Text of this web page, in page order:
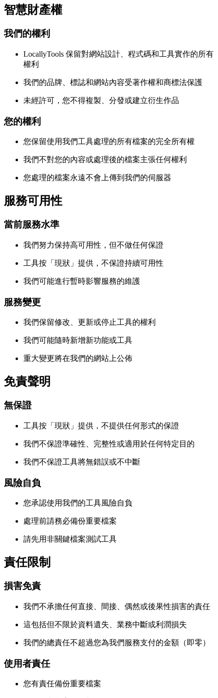
智慧財產權
我們的權利
LocallyTools 保留對網站設計、程式碼和工具實作的所有
權利
我們的品牌、標誌和網站內容受著作權和商標法保護
未經許可，您不得複製、分發或建立衍生作品
您的權利
您保留使用我們工具處理的所有檔案的完全所有權
我們不對您的內容或處理後的檔案主張任何權利
您處理的檔案永遠不會上傳到我們的伺服器
服務可用性
當前服務水準
我們努力保持高可用性，但不做任何保證
工具按「現狀」提供，不保證持續可用性
我們可能進行暫時影響服務的維護
服務變更
我們保留修改、更新或停止工具的權利
我們可能隨時新增新功能或工具
重大變更將在我們的網站上公佈
免責聲明
無保證
工具按「現狀」提供，不提供任何形式的保證
我們不保證準確性、完整性或適用於任何特定目的
我們不保證工具將無錯誤或不中斷
風險自負
您承認使用我們的工具風險自負
處理前請務必備份重要檔案
請先用非關鍵檔案測試工具
責任限制
損害免責
我們不承擔任何直接、間接、偶然或後果性損害的責任
這包括但不限於資料遺失、業務中斷或利潤損失
我們的總責任不超過您為我們服務支付的金額（即零）
使用者責任
您有責任備份重要檔案